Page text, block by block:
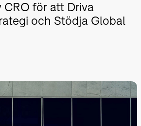
CRO för att Driva
och Stödja Global